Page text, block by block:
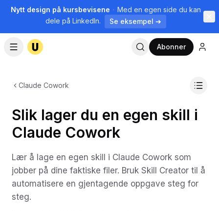
Nytt design på kursbevisene · Med en egen side du kan
dele på LinkedIn.
Se eksempel ➔
Abonner
Claude Cowork
Slik lager du en egen skill i
Claude Cowork
Lær å lage en egen skill i Claude Cowork som
jobber på dine faktiske filer. Bruk Skill Creator til å
automatisere en gjentagende oppgave steg for
steg.